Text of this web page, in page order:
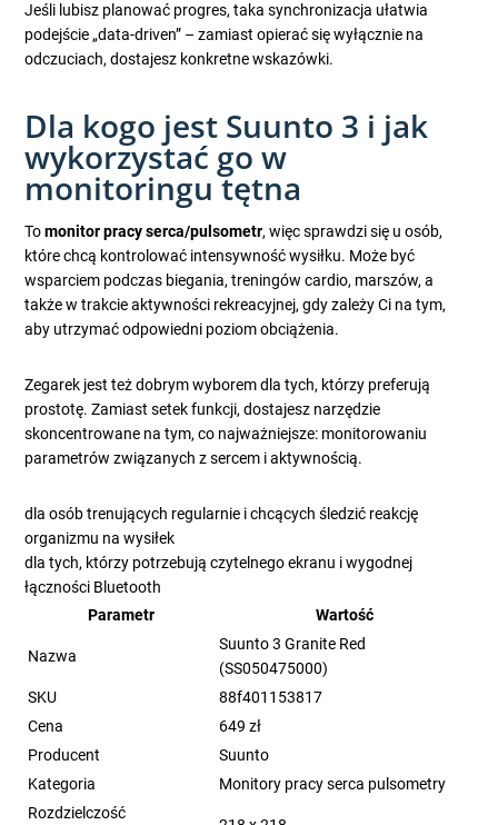
Jeśli lubisz planować progres, taka synchronizacja ułatwia
podejście „data-driven” – zamiast opierać się wyłącznie na
odczuciach, dostajesz konkretne wskazówki.
Dla kogo jest Suunto 3 i jak
wykorzystać go w
monitoringu tętna
Tomonitor pracy serca/pulsometr, więc sprawdzi się u osób,
które chcą kontrolować intensywność wysiłku. Może być
wsparciem podczas biegania, treningów cardio, marszów, a
także w trakcie aktywności rekreacyjnej, gdy zależy Ci na tym,
aby utrzymać odpowiedni poziom obciążenia.
Zegarek jest też dobrym wyborem dla tych, którzy preferują
prostotę. Zamiast setek funkcji, dostajesz narzędzie
skoncentrowane na tym, co najważniejsze: monitorowaniu
parametrów związanych z sercem i aktywnością.
dla osób trenujących regularnie i chcących śledzić reakcję
organizmu na wysiłek
dla tych, którzy potrzebują czytelnego ekranu i wygodnej
łączności Bluetooth
Parametr
Wartość
Nazwa
Suunto 3 Granite Red
(SS050475000)
SKU
88f401153817
Cena
649 zł
Producent
Suunto
Kategoria
Monitory pracy serca pulsometry
Rozdzielczość